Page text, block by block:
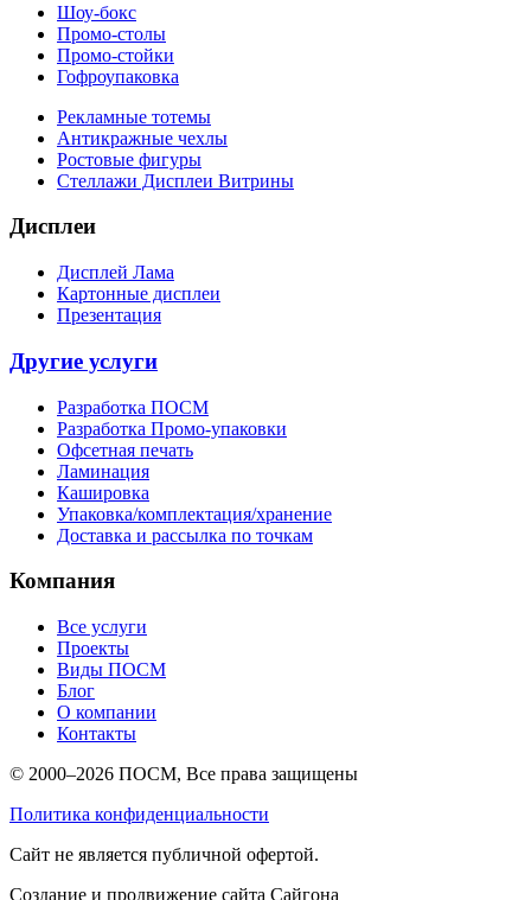
Шоу-бокс
Промо-столы
Промо-стойки
Гофроупаковка
Рекламные тотемы
Антикражные чехлы
Ростовые фигуры
Стеллажи Дисплеи Витрины
Дисплеи
Дисплей Лама
Картонные дисплеи
Презентация
Другие услуги
Разработка ПОСМ
Разработка Промо-упаковки
Офсетная печать
Ламинация
Кашировка
Упаковка/комплектация/хранение
Доставка и рассылка по точкам
Компания
Все услуги
Проекты
Виды ПОСМ
Блог
О компании
Контакты
© 2000–2026 ПОСМ, Все права защищены
Политика конфиденциальности
Cайт не является публичной офертой.
Создание и продвижение сайта Сайгона